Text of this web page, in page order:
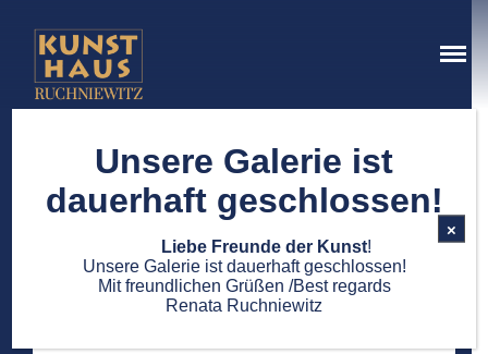
ÜBER UNS
Allgemeine Geschäftsbedingungen
Unsere Galerie ist
dauerhaft geschlossen!
Liebe Freunde der Kunst!
Unsere Galerie ist dauerhaft geschlossen!
Mit freundlichen Grüßen /Best regards
Renata Ruchniewitz
×